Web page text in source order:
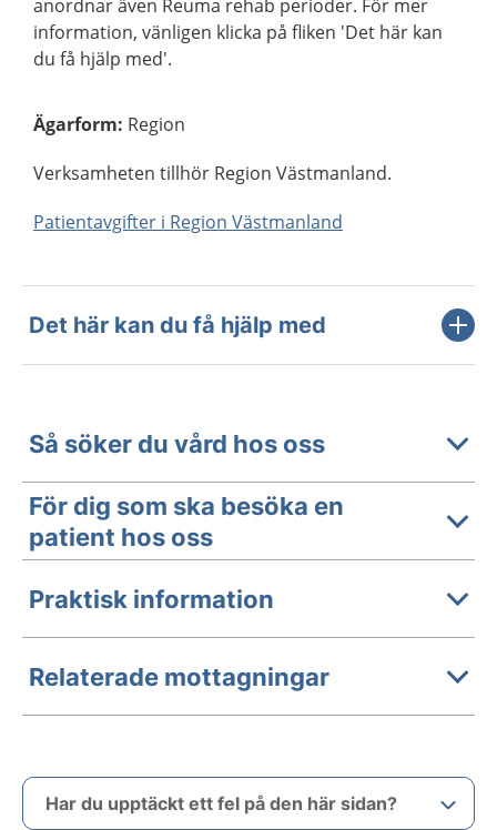
anordnar även Reuma rehab perioder. För mer
information, vänligen klicka på fliken 'Det här kan
du få hjälp med'.
Ägarform: Region
Verksamheten tillhör Region Västmanland.
Patientavgifter i Region Västmanland
Det här kan du få hjälp med
Så söker du vård hos oss
För dig som ska besöka en
patient hos oss
Praktisk information
Relaterade mottagningar
Har du upptäckt ett fel på den här sidan?